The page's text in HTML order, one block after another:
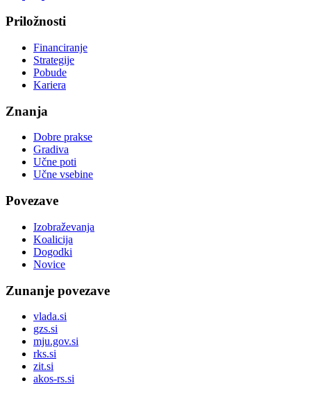
Priložnosti
Financiranje
Strategije
Pobude
Kariera
Znanja
Dobre prakse
Gradiva
Učne poti
Učne vsebine
Povezave
Izobraževanja
Koalicija
Dogodki
Novice
Zunanje povezave
vlada.si
gzs.si
mju.gov.si
rks.si
zit.si
akos-rs.si